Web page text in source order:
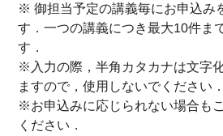
※ 御担当予定の講義毎にお申込み
す．一つの講義につき最大10件ま
す．
※入力の際，半角カタカナは文字
ますので，使用しないでください．
※お申込みに応じられない場合も
ください．